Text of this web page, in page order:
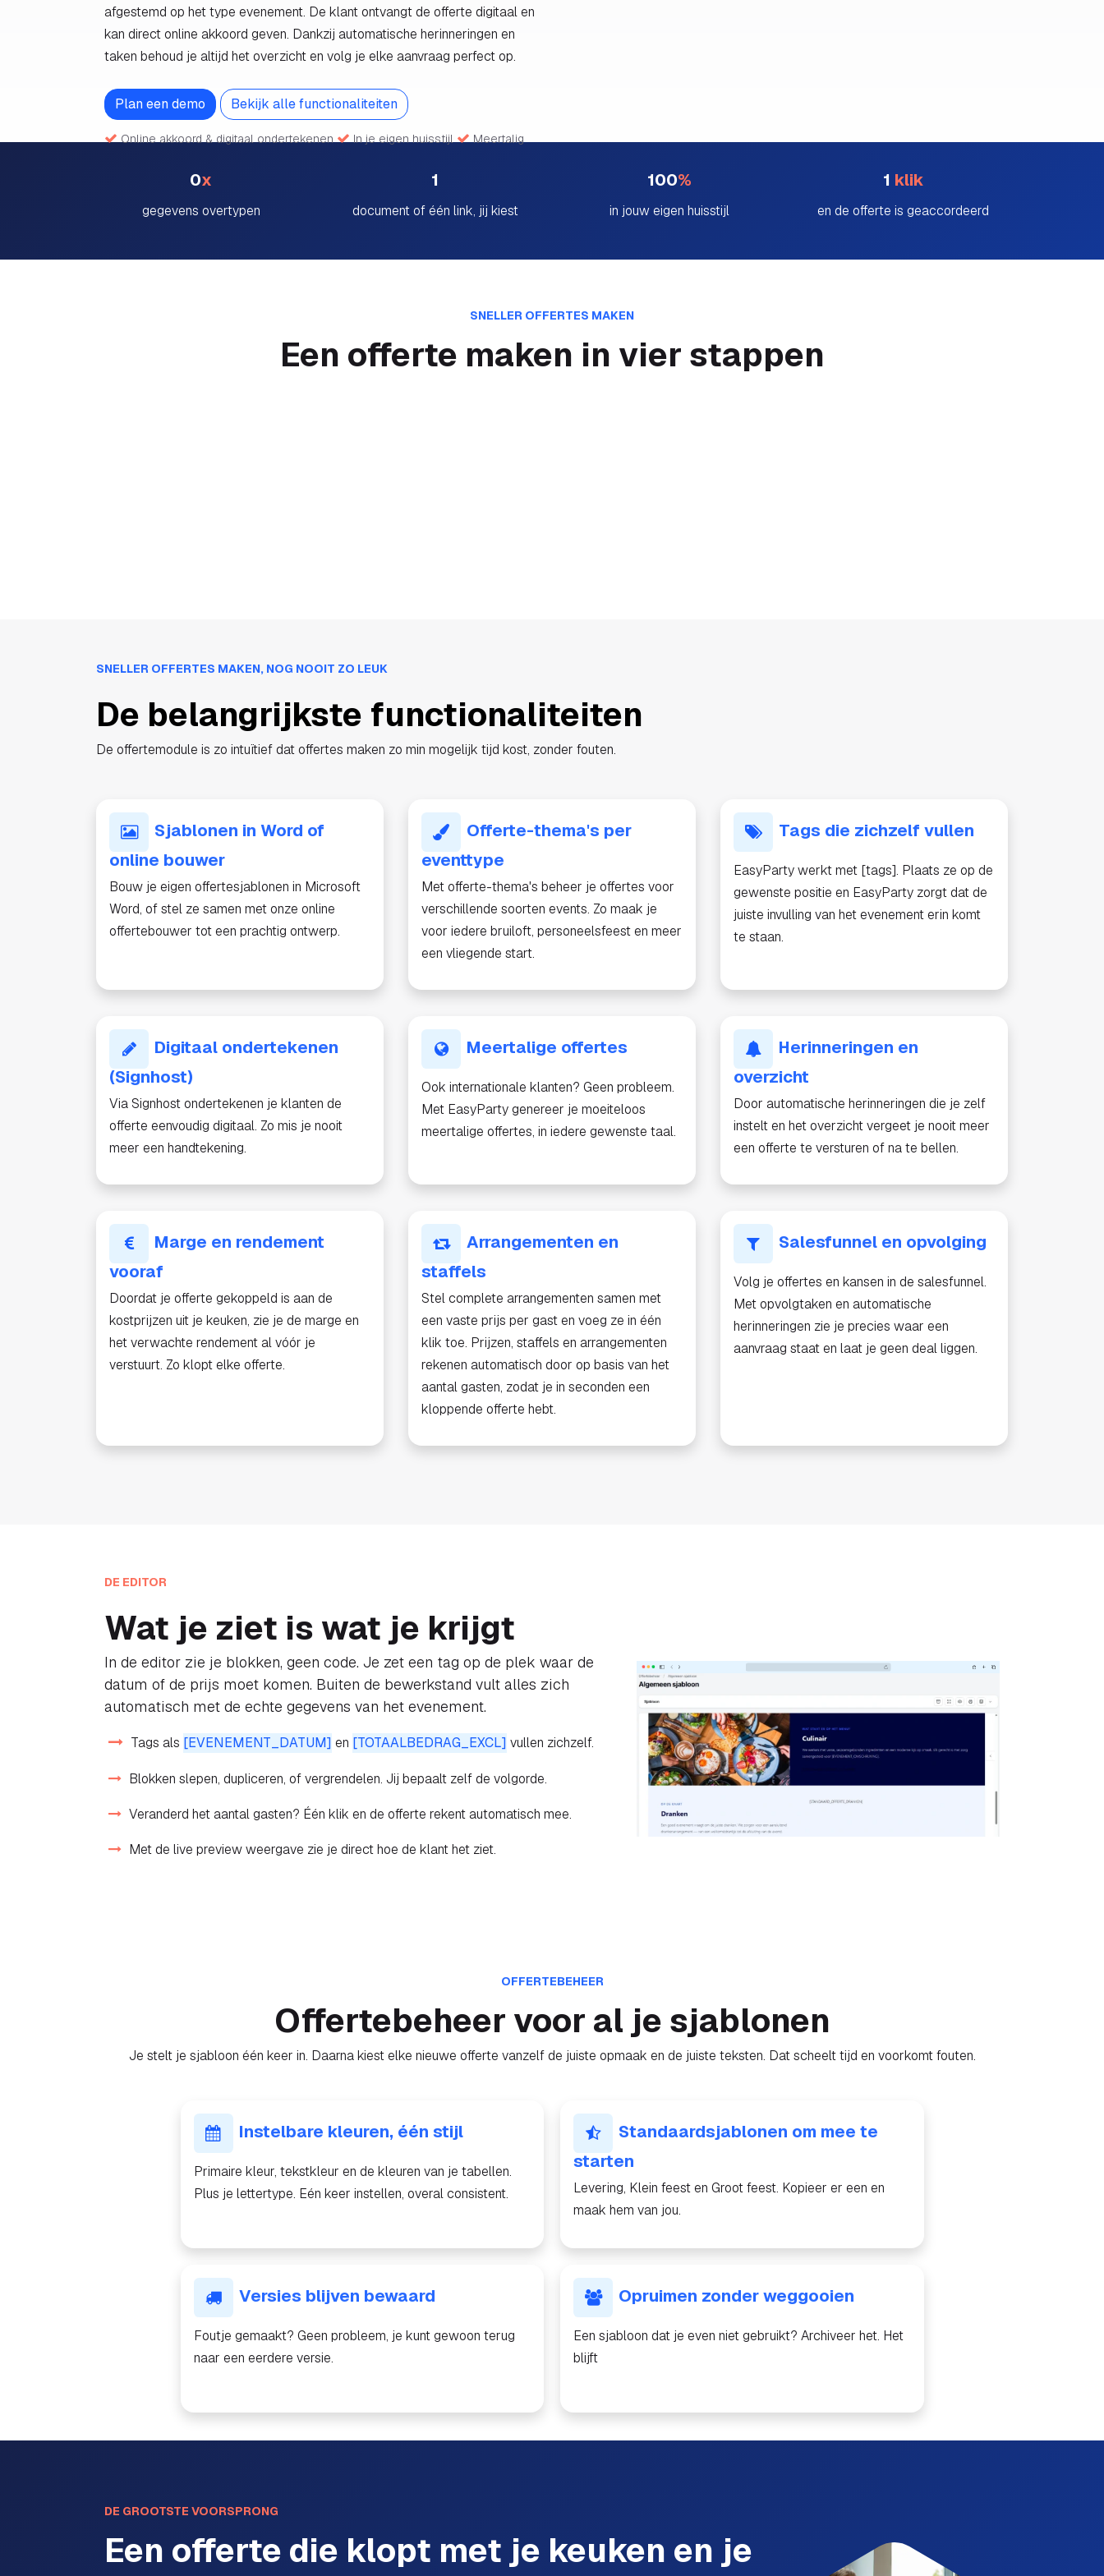
afgestemd op het type evenement. De klant ontvangt de offerte digitaal en
kan direct online akkoord geven. Dankzij automatische herinneringen en
taken behoud je altijd het overzicht en volg je elke aanvraag perfect op.
Plan een demo Bekijk alle functionaliteiten
Online akkoord & digitaal ondertekenen In je eigen huisstijl Meertalig
0x
gegevens overtypen
1
document of één link, jij kiest
100%
in jouw eigen huisstijl
1 klik
en de offerte is geaccordeerd
SNELLER OFFERTES MAKEN
Een offerte maken in vier stappen
SNELLER OFFERTES MAKEN, NOG NOOIT ZO LEUK
De belangrijkste functionaliteiten
De offertemodule is zo intuïtief dat offertes maken zo min mogelijk tijd kost, zonder fouten.
Sjablonen in Word of
online bouwer
Bouw je eigen offertesjablonen in Microsoft
Word, of stel ze samen met onze online
offertebouwer tot een prachtig ontwerp.
Offerte-thema's per
eventtype
Met offerte-thema's beheer je offertes voor
verschillende soorten events. Zo maak je
voor iedere bruiloft, personeelsfeest en meer
een vliegende start.
Tags die zichzelf vullen
EasyParty werkt met [tags]. Plaats ze op de
gewenste positie en EasyParty zorgt dat de
juiste invulling van het evenement erin komt
te staan.
Digitaal ondertekenen
(Signhost)
Via Signhost ondertekenen je klanten de
offerte eenvoudig digitaal. Zo mis je nooit
meer een handtekening.
Meertalige offertes
Ook internationale klanten? Geen probleem.
Met EasyParty genereer je moeiteloos
meertalige offertes, in iedere gewenste taal.
Herinneringen en
overzicht
Door automatische herinneringen die je zelf
instelt en het overzicht vergeet je nooit meer
een offerte te versturen of na te bellen.
Marge en rendement
vooraf
Doordat je offerte gekoppeld is aan de
kostprijzen uit je keuken, zie je de marge en
het verwachte rendement al vóór je
verstuurt. Zo klopt elke offerte.
Arrangementen en
staffels
Stel complete arrangementen samen met
een vaste prijs per gast en voeg ze in één
klik toe. Prijzen, staffels en arrangementen
rekenen automatisch door op basis van het
aantal gasten, zodat je in seconden een
kloppende offerte hebt.
Salesfunnel en opvolging
Volg je offertes en kansen in de salesfunnel.
Met opvolgtaken en automatische
herinneringen zie je precies waar een
aanvraag staat en laat je geen deal liggen.
DE EDITOR
Wat je ziet is wat je krijgt
In de editor zie je blokken, geen code. Je zet een tag op de plek waar de
datum of de prijs moet komen. Buiten de bewerkstand vult alles zich
automatisch met de echte gegevens van het evenement.
Tags als [EVENEMENT_DATUM] en [TOTAALBEDRAG_EXCL] vullen zichzelf.
Blokken slepen, dupliceren, of vergrendelen. Jij bepaalt zelf de volgorde.
Veranderd het aantal gasten? Één klik en de offerte rekent automatisch mee.
Met de live preview weergave zie je direct hoe de klant het ziet.
OFFERTEBEHEER
Offertebeheer voor al je sjablonen
Je stelt je sjabloon één keer in. Daarna kiest elke nieuwe offerte vanzelf de juiste opmaak en de juiste teksten. Dat scheelt tijd en voorkomt fouten.
Standaardsjablonen om mee te
starten
Levering, Klein feest en Groot feest. Kopieer er een en
maak hem van jou.
Instelbare kleuren, één stijl
Primaire kleur, tekstkleur en de kleuren van je tabellen.
Plus je lettertype. Eén keer instellen, overal consistent.
Versies blijven bewaard
Foutje gemaakt? Geen probleem, je kunt gewoon terug
naar een eerdere versie.
Opruimen zonder weggooien
Een sjabloon dat je even niet gebruikt? Archiveer het. Het
blijft
DE GROOTSTE VOORSPRONG
Een offerte die klopt met je keuken en je